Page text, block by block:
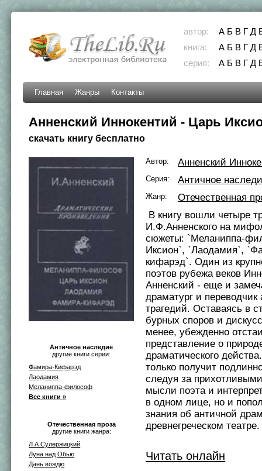
автор: А Б В Г Д
книга:
А Б В Г Д
серия:
А Б В Г Д
Главная Жанры Контакты
Анненский Иннокентий - Царь
скачать книгу бесплатно
Античное наследие
другие книги серии:
Фамира-Кифарэд
Лаодамия
Меланиппа-философ
Все книги »
Отечественная проза
другие книги жанра:
Л А Сулержицкий
Луна над Обью
Дань вождю
Автор: Анненский
Серия: Античное
Жанр:
Отечественная
В книгу вошли четыре
И.Ф.Анненского на
сюжеты: `Меланиппа-
Иксион`, `Лаодамия`,
кифарэд`. Один из
поэтов рубежа веков
Анненский - еще и
драматург и переводчик
трагедий. Оставаясь в
бурных споров и
менее, убежденно
представление о
драматического
только получит
следуя за
мысли поэта и
в одном лице, но и
знания об античной
древнегреческом театре.
Читать онлайн